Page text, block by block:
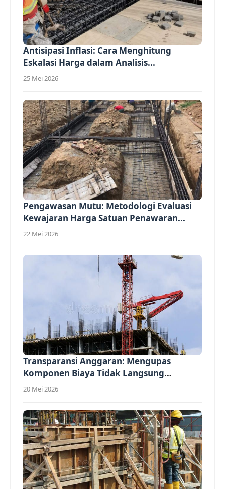
Antisipasi Inflasi: Cara Menghitung
Eskalasi Harga dalam Analisis...
25 Mei 2026
Pengawasan Mutu: Metodologi Evaluasi
Kewajaran Harga Satuan Penawaran...
22 Mei 2026
Transparansi Anggaran: Mengupas
Komponen Biaya Tidak Langsung
(Overhead)...
20 Mei 2026